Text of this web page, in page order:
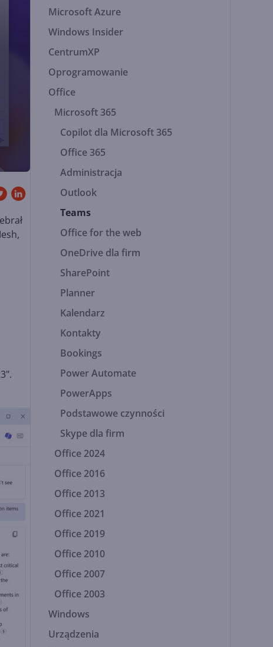
Microsoft Azure
Windows Insider
CentrumXP
Oprogramowanie
Office
Microsoft 365
Copilot dla Microsoft 365
Office 365
Administracja
Outlook
Teams
Office for the web
OneDrive dla firm
SharePoint
Planner
Kalendarz
Kontakty
Bookings
Power Automate
PowerApps
Podstawowe czynności
Skype dla firm
Office 2024
Office 2016
Office 2013
Office 2021
Office 2019
Office 2010
Office 2007
Office 2003
Windows
Urządzenia